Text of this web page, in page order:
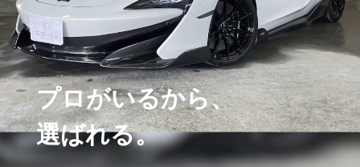
プロがいるから、
選ばれる。